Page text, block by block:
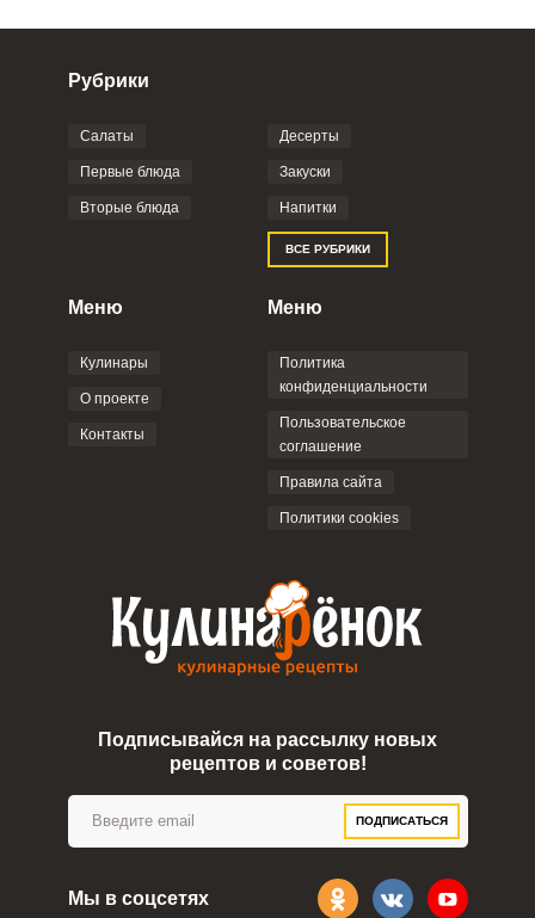
Фото до 4 шт, до 5 mb
Отправляя эту форму, вы соглашаетесь с
Политикой
Пользовательским
соглашением
Рубрики
Салаты
Первые блюда
Вторые блюда
Десерты
Закуски
Напитки
ВСЕ РУБРИКИ
Меню
Кулинары
О проекте
Контакты
Меню
Политика
конфиденциальности
Пользовательское
соглашение
Правила сайта
Политики cookies
Подписывайся на рассылку новых
рецептов и советов!
ПОДПИСАТЬСЯ
Мы в соцсетях